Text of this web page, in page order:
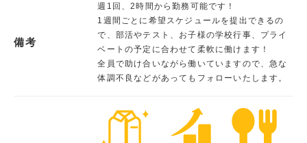
備考
週1回、2時間から勤務可能です！
1週間ごとに希望スケジュールを提出できるの
で、部活やテスト、お子様の学校行事、プライ
ベートの予定に合わせて柔軟に働けます！
全員で助け合いながら働いていますので、急な
体調不良などがあってもフォローいたします。